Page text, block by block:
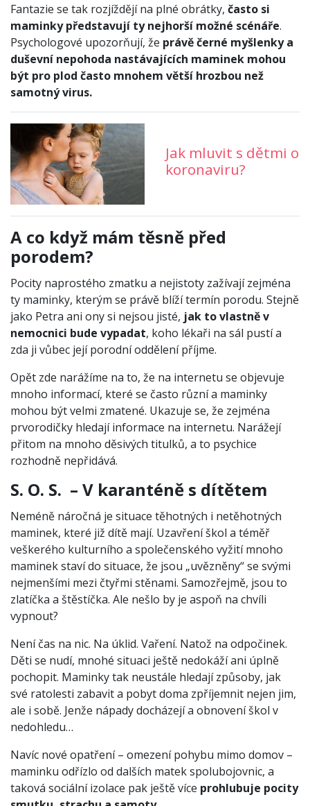
Fantazie se tak rozjíždějí na plné obrátky, často si
maminky představují ty nejhorší možné scénáře.
Psychologové upozorňují, že právě černé myšlenky a
duševní nepohoda nastávajících maminek mohou
být pro plod často mnohem větší hrozbou než
samotný virus.
Jak mluvit s dětmi o
koronaviru?
A co když mám těsně před
porodem?
Pocity naprostého zmatku a nejistoty zažívají zejména
ty maminky, kterým se právě blíží termín porodu. Stejně
jako Petra ani ony si nejsou jisté, jak to vlastně v
nemocnici bude vypadat, koho lékaři na sál pustí a
zda ji vůbec její porodní oddělení příjme.
Opět zde narážíme na to, že na internetu se objevuje
mnoho informací, které se často různí a maminky
mohou být velmi zmatené. Ukazuje se, že zejména
prvorodičky hledají informace na internetu. Narážejí
přitom na mnoho děsivých titulků, a to psychice
rozhodně nepřidává.
S. O. S. – V karanténě s dítětem
Neméně náročná je situace těhotných i netěhotných
maminek, které již dítě mají. Uzavření škol a téměř
veškerého kulturního a společenského vyžití mnoho
maminek staví do situace, že jsou „uvězněny“ se svými
nejmenšími mezi čtyřmi stěnami. Samozřejmě, jsou to
zlatíčka a štěstíčka. Ale nešlo by je aspoň na chvíli
vypnout?
Není čas na nic. Na úklid. Vaření. Natož na odpočinek.
Děti se nudí, mnohé situaci ještě nedokáží ani úplně
pochopit. Maminky tak neustále hledají způsoby, jak
své ratolesti zabavit a pobyt doma zpříjemnit nejen jim,
ale i sobě. Jenže nápady docházejí a obnovení škol v
nedohledu…
Navíc nové opatření – omezení pohybu mimo domov –
maminku odřízlo od dalších matek spolubojovnic, a
taková sociální izolace pak ještě více prohlubuje pocity